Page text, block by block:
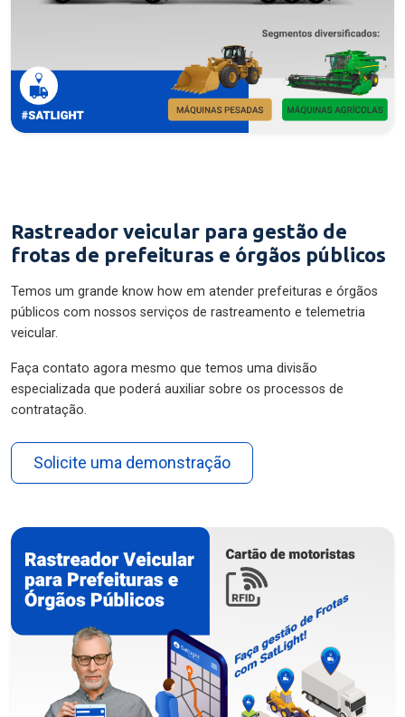
Rastreador veicular para gestão de
frotas de prefeituras e órgãos públicos
Temos um grande know how em atender prefeituras e órgãos
públicos com nossos serviços de rastreamento e telemetria
veicular.
Faça contato agora mesmo que temos uma divisão
especializada que poderá auxiliar sobre os processos de
contratação.
Solicite uma demonstração